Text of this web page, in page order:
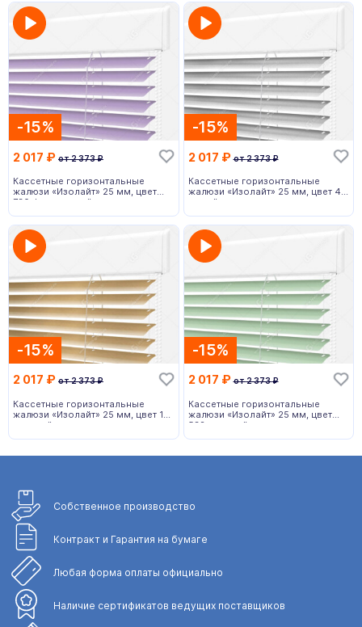
-15%
2 017 ₽ от2 373₽
Кассетные горизонтальные
жалюзи «Изолайт» 25 мм, цвет
730 фиолетовый
-15%
2 017 ₽ от2 373₽
Кассетные горизонтальные
жалюзи «Изолайт» 25 мм, цвет 48
серый
-15%
2 017 ₽ от2 373₽
Кассетные горизонтальные
жалюзи «Изолайт» 25 мм, цвет 19
золотой
-15%
2 017 ₽ от2 373₽
Кассетные горизонтальные
жалюзи «Изолайт» 25 мм, цвет
532 зеленый
Собственное производство
Контракт и Гарантия на бумаге
Любая форма оплаты официально
Наличие сертификатов ведущих поставщиков